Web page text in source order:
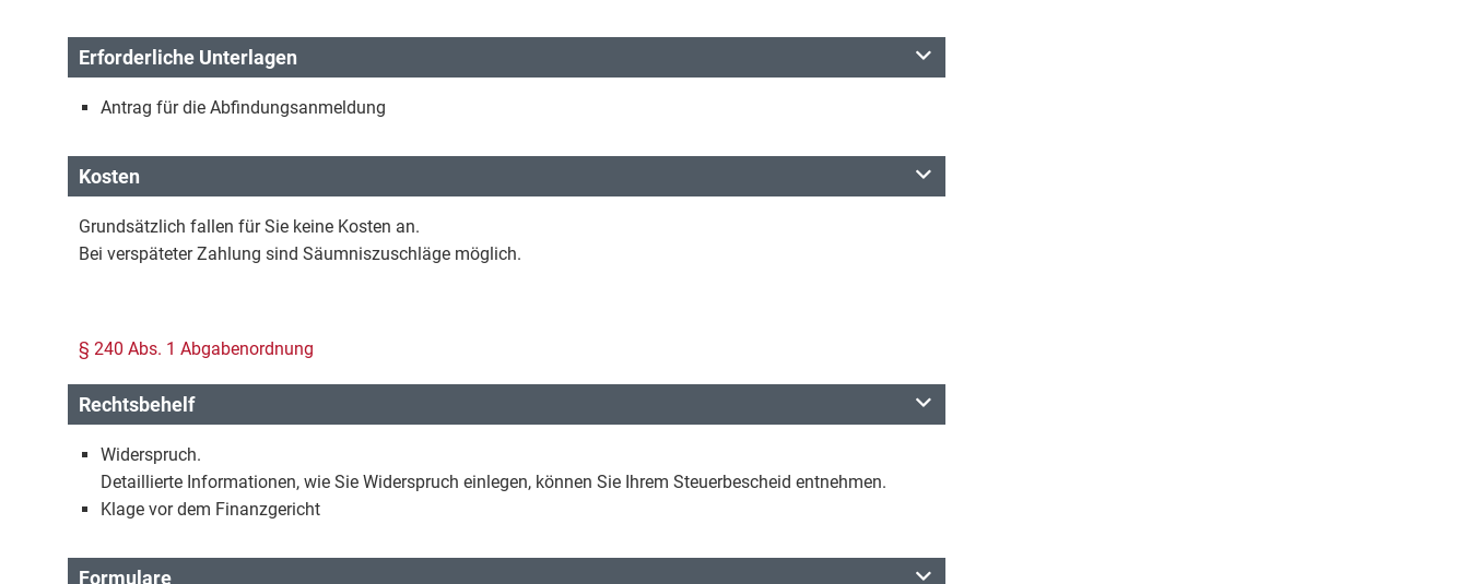
Erforderliche Unterlagen
Antrag für die Abfindungsanmeldung
Kosten
Grundsätzlich fallen für Sie keine Kosten an.
Bei verspäteter Zahlung sind Säumniszuschläge möglich.
§ 240 Abs. 1 Abgabenordnung
Rechtsbehelf
Widerspruch.
Detaillierte Informationen, wie Sie Widerspruch einlegen, können Sie Ihrem Steuerbescheid entnehmen.
Klage vor dem Finanzgericht
Formulare